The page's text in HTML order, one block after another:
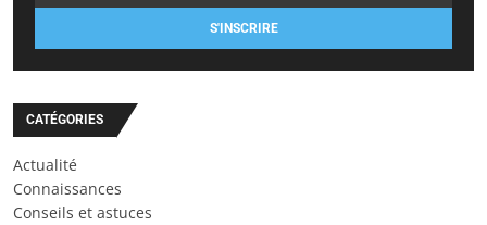
S'INSCRIRE
CATÉGORIES
Actualité
Connaissances
Conseils et astuces